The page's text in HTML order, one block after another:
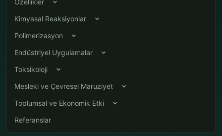
Özellikler
Kimyasal Reaksiyonlar
Polimerizasyon
Endüstriyel Uygulamalar
Toksikoloji
Mesleki ve Çevresel Maruziyet
Toplumsal ve Ekonomik Etki
Referanslar